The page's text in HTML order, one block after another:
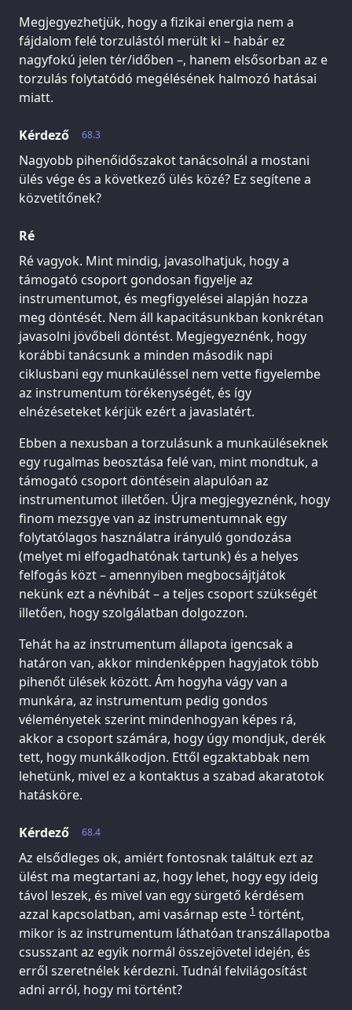
Megjegyezhetjük, hogy a fizikai energia nem a
fájdalom felé torzulástól merült ki – habár ez
nagyfokú jelen tér/időben –, hanem elsősorban az e
torzulás folytatódó megélésének halmozó hatásai
miatt.
68.3
Kérdező
Nagyobb pihenőidőszakot tanácsolnál a mostani
ülés vége és a következő ülés közé? Ez segítene a
közvetítőnek?
Ré
Ré vagyok. Mint mindig, javasolhatjuk, hogy a
támogató csoport gondosan figyelje az
instrumentumot, és megfigyelései alapján hozza
meg döntését. Nem áll kapacitásunkban konkrétan
javasolni jövőbeli döntést. Megjegyeznénk, hogy
korábbi tanácsunk a minden második napi
ciklusbani egy munkaüléssel nem vette figyelembe
az instrumentum törékenységét, és így
elnézéseteket kérjük ezért a javaslatért.
Ebben a nexusban a torzulásunk a munkaüléseknek
egy rugalmas beosztása felé van, mint mondtuk, a
támogató csoport döntésein alapulóan az
instrumentumot illetően. Újra megjegyeznénk, hogy
finom mezsgye van az instrumentumnak egy
folytatólagos használatra irányuló gondozása
(melyet mi elfogadhatónak tartunk) és a helyes
felfogás közt – amennyiben megbocsájtjátok
nekünk ezt a névhibát – a teljes csoport szükségét
illetően, hogy szolgálatban dolgozzon.
Tehát ha az instrumentum állapota igencsak a
határon van, akkor mindenképpen hagyjatok több
pihenőt ülések között. Ám hogyha vágy van a
munkára, az instrumentum pedig gondos
véleményetek szerint mindenhogyan képes rá,
akkor a csoport számára, hogy úgy mondjuk, derék
tett, hogy munkálkodjon. Ettől egzaktabbak nem
lehetünk, mivel ez a kontaktus a szabad akaratotok
hatásköre.
68.4
Kérdező
Az elsődleges ok, amiért fontosnak találtuk ezt az
ülést ma megtartani az, hogy lehet, hogy egy ideig
távol leszek, és mivel van egy sürgető kérdésem
azzal kapcsolatban, ami vasárnap este 1 történt,
mikor is az instrumentum láthatóan transzállapotba
csusszant az egyik normál összejövetel idején, és
erről szeretnélek kérdezni. Tudnál felvilágosítást
adni arról, hogy mi történt?